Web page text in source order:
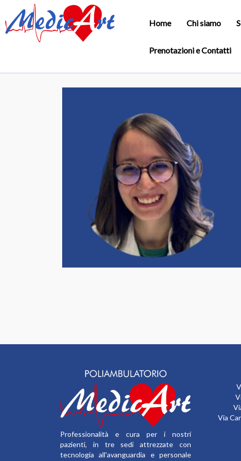
Home Chi siamo
Prenotazioni e Contatti
Professionalità e cura per i nostri
pazienti, in tre sedi attrezzate con
tecnologia all'avanguardia e personale
Via